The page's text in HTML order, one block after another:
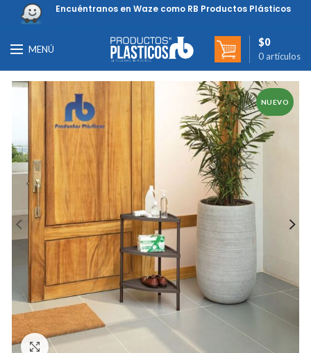
Encuéntranos en Waze como RB Productos Plásticos
MENÚ
0 artículos
$0
NUEVO
Clic para ampliar